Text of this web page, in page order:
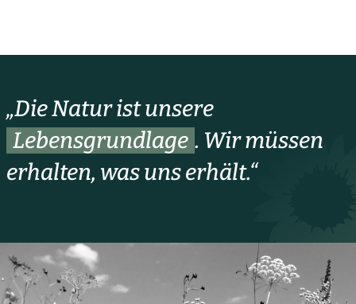
„Die Natur ist unsere
Lebensgrundlage . Wir müssen
erhalten, was uns erhält.“